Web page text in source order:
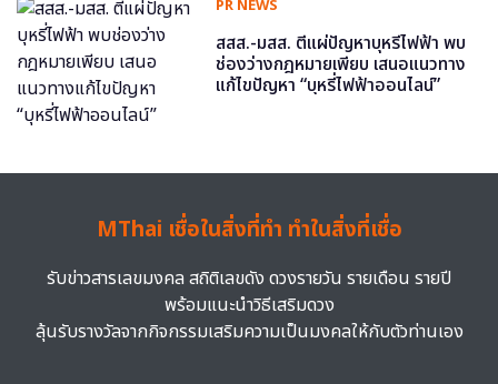
PR NEWS
สสส.-มสส. ตีแผ่ปัญหาบุหรี่ไฟฟ้า พบ
ช่องว่างกฎหมายเพียบ เสนอแนวทาง
แก้ไขปัญหา “บุหรี่ไฟฟ้าออนไลน์”
MThai เชื่อในสิ่งที่ทำ ทำในสิ่งที่เชื่อ
รับข่าวสารเลขมงคล สถิติเลขดัง ดวงรายวัน รายเดือน รายปี
พร้อมแนะนำวิธีเสริมดวง
ลุ้นรับรางวัลจากกิจกรรมเสริมความเป็นมงคลให้กับตัวท่านเอง